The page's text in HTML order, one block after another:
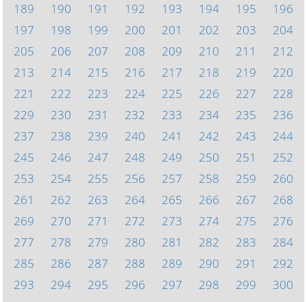
189
190 191 192 193 194 195
196
197
198 199 200 201 202 203
204
205
206 207 208 209 210 211
212
213
214 215 216 217 218 219
220
221
222 223 224 225 226 227
228
229
230 231 232 233 234 235
236
237
238 239 240 241 242 243
244
245
246 247 248 249 250 251
252
253
254 255 256 257 258 259
260
261
262 263 264 265 266 267
268
269
270 271 272 273 274 275
276
277
278 279 280 281 282 283
284
285
286 287 288 289 290 291
292
293
294 295 296 297 298 299
300